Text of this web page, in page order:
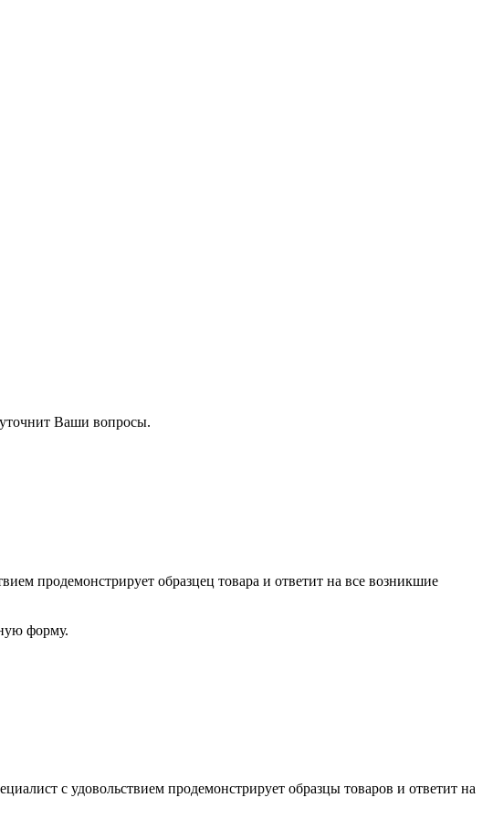
Ваши вопросы.
продемонстрирует образцец товара и ответит на все возникшие
форму.
с удовольствием продемонстрирует образцы товаров и ответит на